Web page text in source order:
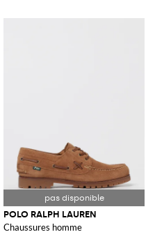
POLO RALPH LAUREN
Chaussures homme